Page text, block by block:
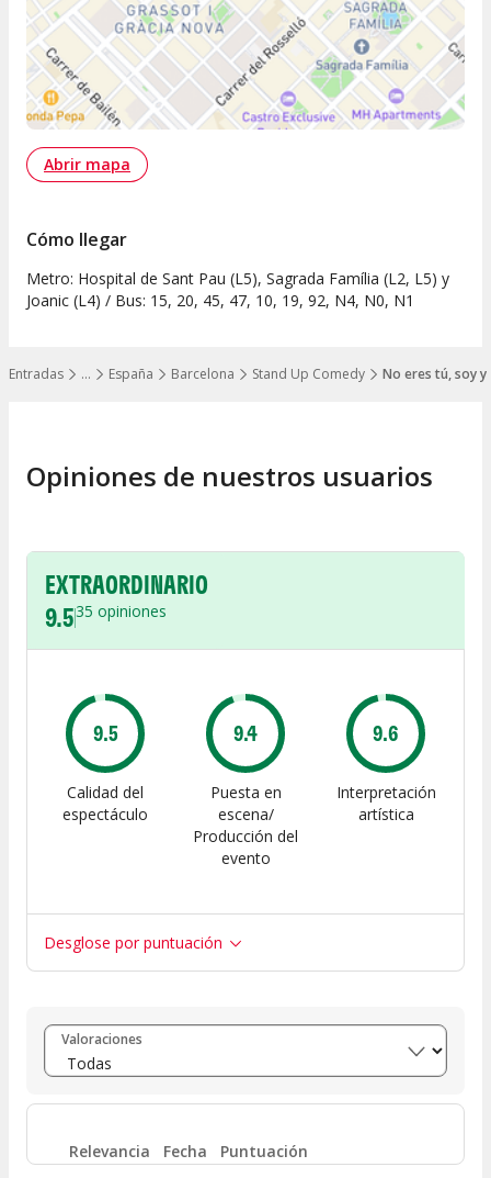
…
Mostrar todos los niveles
Entradas España Barcelona Stand Up Comedy No eres tú, soy
Abrir mapa
Cómo llegar
Metro: Hospital de Sant Pau (L5), Sagrada Família (L2, L5) y
Joanic (L4) / Bus: 15, 20, 45, 47, 10, 19, 92, N4, N0, N1
Opiniones de nuestros usuarios
EXTRAORDINARIO
9.535 opiniones
9.5
Calidad del
espectáculo
9.4
Puesta en
escena/
Producción del
evento
9.6
Interpretación
artística
Desglose por puntuación
Entre 8 y 10 (32)
Entre 6 y 8 (1)
Entre 4 y 6 2
Valoraciones
Relevancia Fecha Puntuación